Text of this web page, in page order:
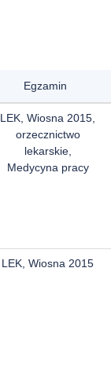
Egzamin
LEK, Wiosna 2015,
orzecznictwo
lekarskie,
Medycyna pracy
LEK, Wiosna 2015